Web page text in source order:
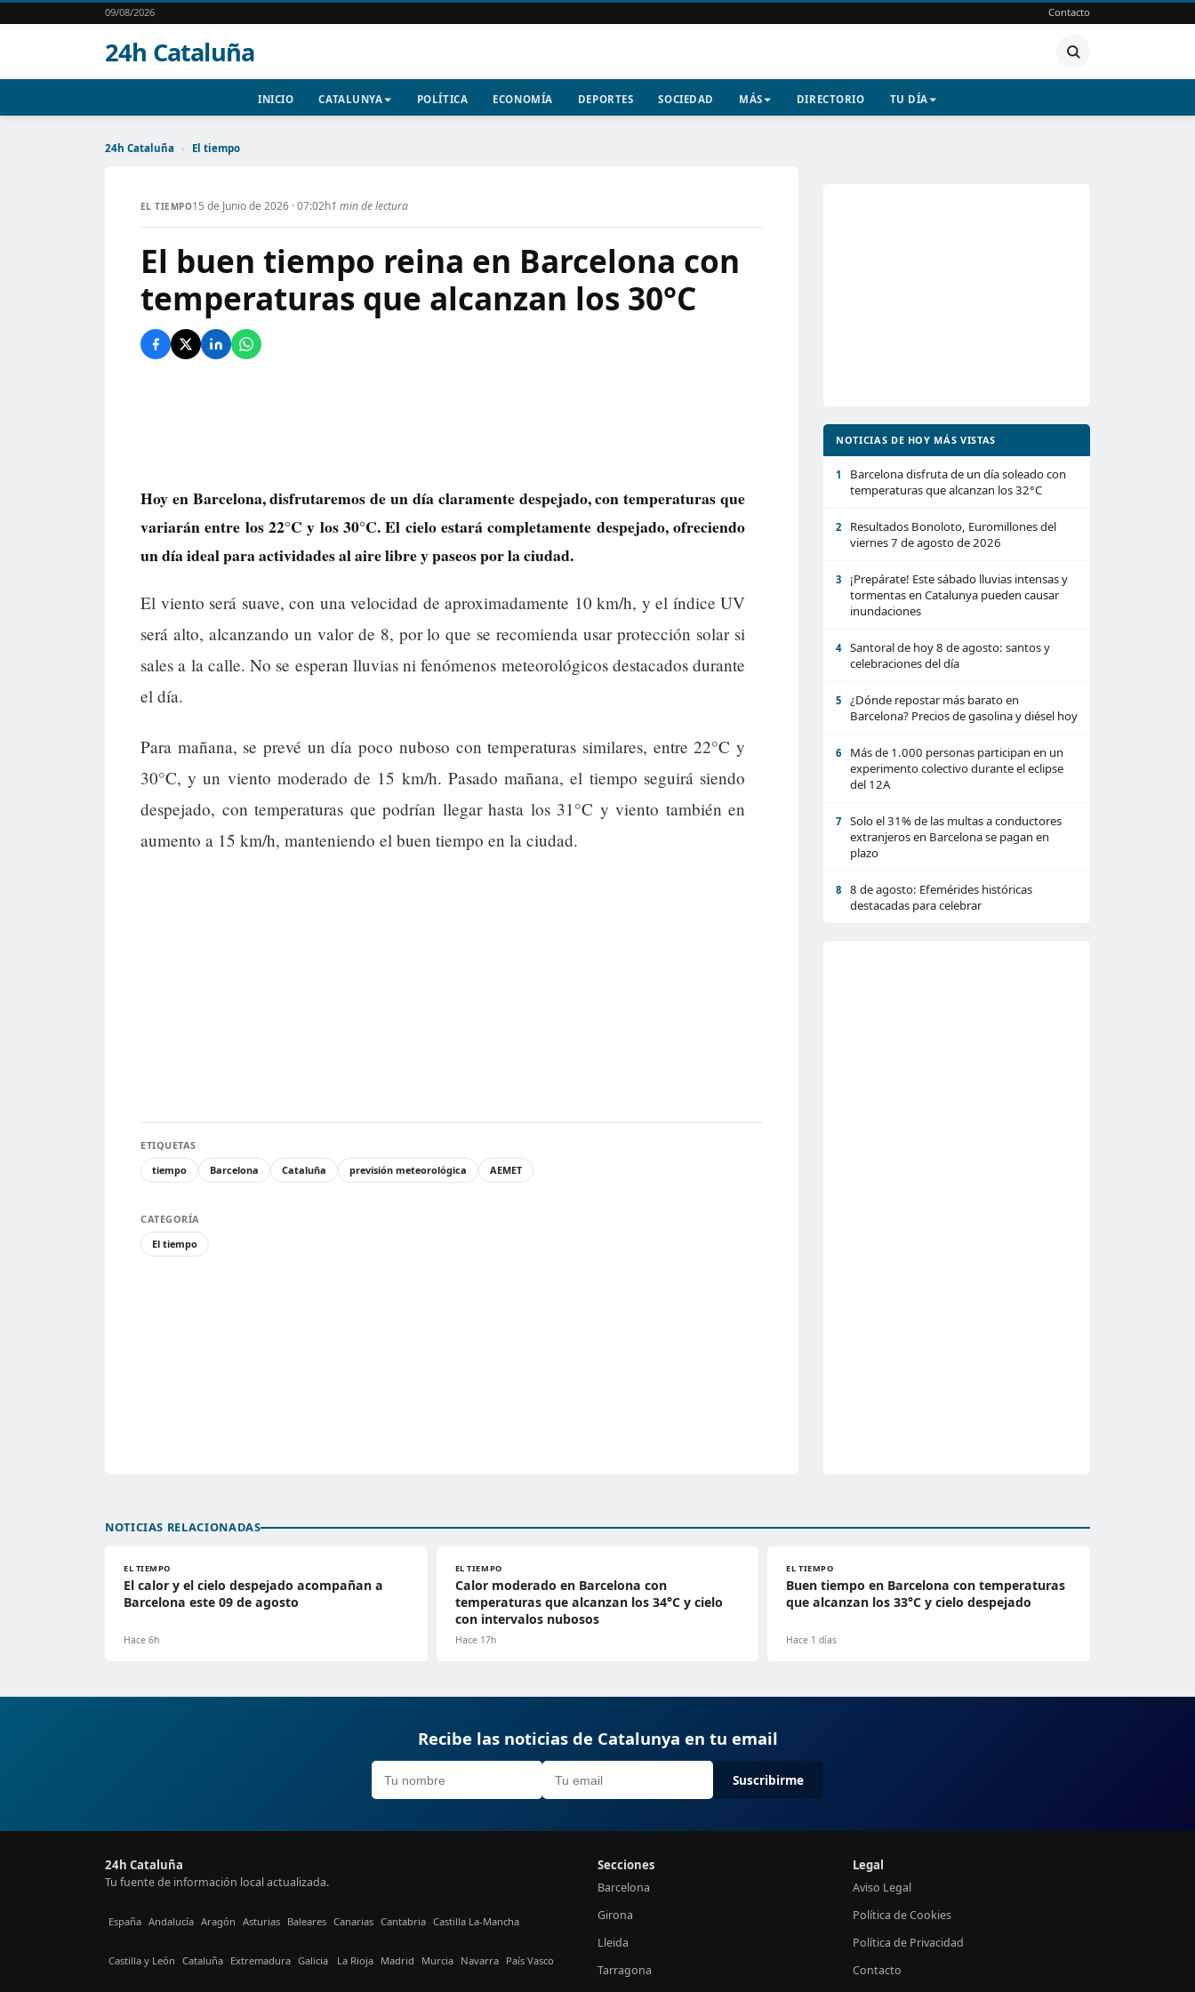
09/08/2026 Contacto
24h Cataluña
INICIO CATALUNYA POLÍTICA ECONOMÍA DEPORTES SOCIEDAD MÁS DIRECTORIO TU DÍA
24h Cataluña › El tiempo
EL TIEMPO15 de Junio de 2026 · 07:02h1 min de lectura
El buen tiempo reina en Barcelona con
temperaturas que alcanzan los 30°C
Hoy en Barcelona, disfrutaremos de un día claramente despejado, con temperaturas que
variarán entre los 22°C y los 30°C. El cielo estará completamente despejado, ofreciendo
un día ideal para actividades al aire libre y paseos por la ciudad.
El viento será suave, con una velocidad de aproximadamente 10 km/h, y el índice UV
será alto, alcanzando un valor de 8, por lo que se recomienda usar protección solar si
sales a la calle. No se esperan lluvias ni fenómenos meteorológicos destacados durante
el día.
Para mañana, se prevé un día poco nuboso con temperaturas similares, entre 22°C y
30°C, y un viento moderado de 15 km/h. Pasado mañana, el tiempo seguirá siendo
despejado, con temperaturas que podrían llegar hasta los 31°C y viento también en
aumento a 15 km/h, manteniendo el buen tiempo en la ciudad.
ETIQUETAS
tiempo
Barcelona Cataluña previsión meteorológica AEMET
CATEGORÍA
El tiempo
NOTICIAS DE HOY MÁS VISTAS
1
Barcelona disfruta de un día soleado con
temperaturas que alcanzan los 32°C
2
Resultados Bonoloto, Euromillones del
viernes 7 de agosto de 2026
3
¡Prepárate! Este sábado lluvias intensas y
tormentas en Catalunya pueden causar
inundaciones
4
Santoral de hoy 8 de agosto: santos y
celebraciones del día
5
¿Dónde repostar más barato en
Barcelona? Precios de gasolina y diésel hoy
6
Más de 1.000 personas participan en un
experimento colectivo durante el eclipse
del 12A
7
Solo el 31% de las multas a conductores
extranjeros en Barcelona se pagan en
plazo
8
8 de agosto: Efemérides históricas
destacadas para celebrar
NOTICIAS RELACIONADAS
EL TIEMPO
El calor y el cielo despejado acompañan a
Barcelona este 09 de agosto
Hace 6h
EL TIEMPO
Calor moderado en Barcelona con
temperaturas que alcanzan los 34°C y cielo
con intervalos nubosos
Hace 17h
EL TIEMPO
Buen tiempo en Barcelona con temperaturas
que alcanzan los 33°C y cielo despejado
Hace 1 días
Recibe las noticias de Catalunya en tu email
Suscribirme
24h Cataluña
Tu fuente de información local actualizada.
España Andalucía Aragón Asturias Baleares Canarias Cantabria Castilla La-Mancha
Castilla y León Cataluña Extremadura Galicia La Rioja Madrid Murcia Navarra País Vasco
Secciones
Barcelona
Girona
Lleida
Tarragona
Legal
Aviso Legal
Política de Cookies
Política de Privacidad
Contacto